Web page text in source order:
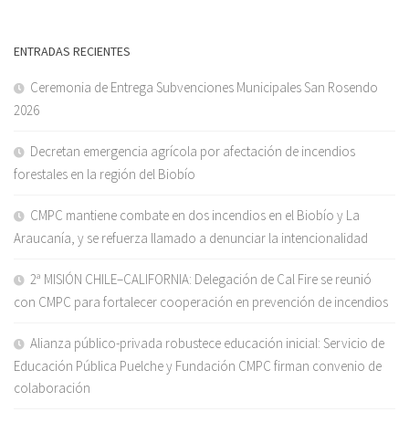
ENTRADAS RECIENTES
Ceremonia de Entrega Subvenciones Municipales San Rosendo
2026
Decretan emergencia agrícola por afectación de incendios
forestales en la región del Biobío
CMPC mantiene combate en dos incendios en el Biobío y La
Araucanía, y se refuerza llamado a denunciar la intencionalidad
2ª MISIÓN CHILE–CALIFORNIA: Delegación de Cal Fire se reunió
con CMPC para fortalecer cooperación en prevención de incendios
Alianza público-privada robustece educación inicial: Servicio de
Educación Pública Puelche y Fundación CMPC firman convenio de
colaboración